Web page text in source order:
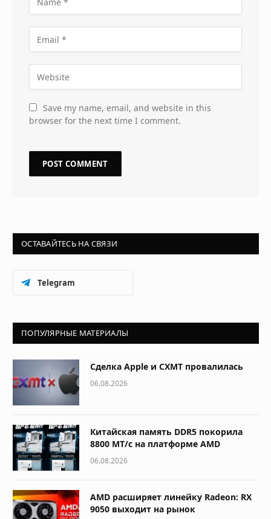
Save my name, email, and website in this
browser for the next time I comment.
ОСТАВАЙТЕСЬ НА СВЯЗИ
Telegram
ПОПУЛЯРНЫЕ МАТЕРИАЛЫ
Сделка Apple и CXMT провалилась
06.08.2026
Китайская память DDR5 покорила
8800 МТ/с на платформе AMD
06.08.2026
AMD расширяет линейку Radeon: RX
9050 выходит на рынок